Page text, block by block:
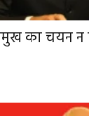
का चयन न